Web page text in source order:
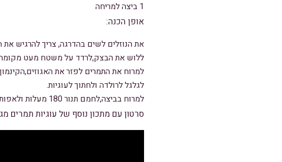
1 ביצה למריחה
אופן הכנה:
את הנוזלים לשים בהדרגה, צריך להרגיש
ללוש את הבצק,לרדד על משטח מעט
למרוח את התמרים לפזר את
לגלגל לרולדה ולחתוך לעוגיות.
למרוח בביצה,לחמם תנור 180 מעלות ולאפות על טורבו.
סרטון עם מתכון נוסף של עוגיות תמרים